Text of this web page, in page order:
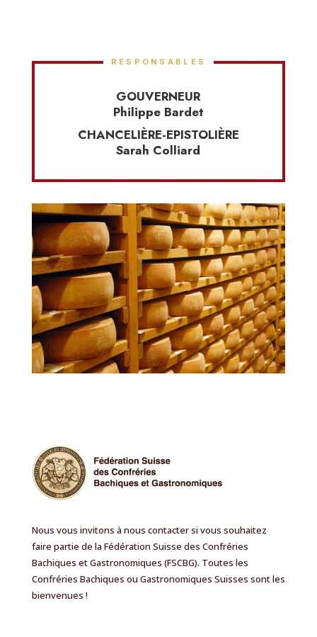
RESPONSABLES
GOUVERNEUR
Philippe Bardet
CHANCELIÈRE-EPISTOLIÈRE
Sarah Colliard
Nous vous invitons à nous contacter si vous souhaitez
faire partie de la Fédération Suisse des Confréries
Bachiques et Gastronomiques (FSCBG). Toutes les
Confréries Bachiques ou Gastronomiques Suisses sont les
bienvenues !